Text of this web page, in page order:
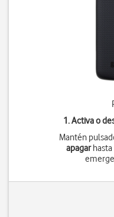
1. Activa o
Mantén
apagarhasta